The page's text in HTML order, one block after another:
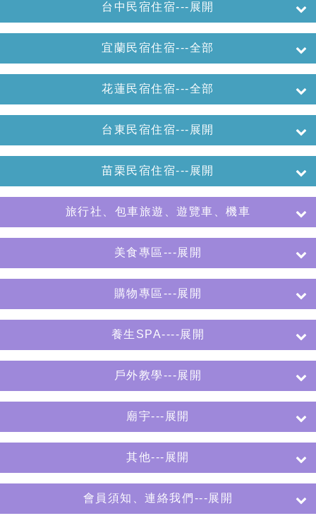
台中民宿住宿---展開
宜蘭民宿住宿---全部
花蓮民宿住宿---全部
台東民宿住宿---展開
苗栗民宿住宿---展開
旅行社、包車旅遊、遊覽車、機車
美食專區---展開
購物專區---展開
養生SPA----展開
戶外教學---展開
廟宇---展開
其他---展開
會員須知、連絡我們---展開